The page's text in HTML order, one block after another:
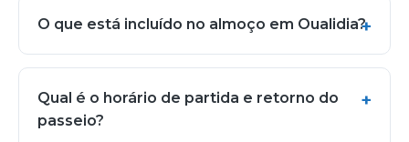
O que está incluído no almoço em Oualidia?
Qual é o horário de partida e retorno do
passeio?